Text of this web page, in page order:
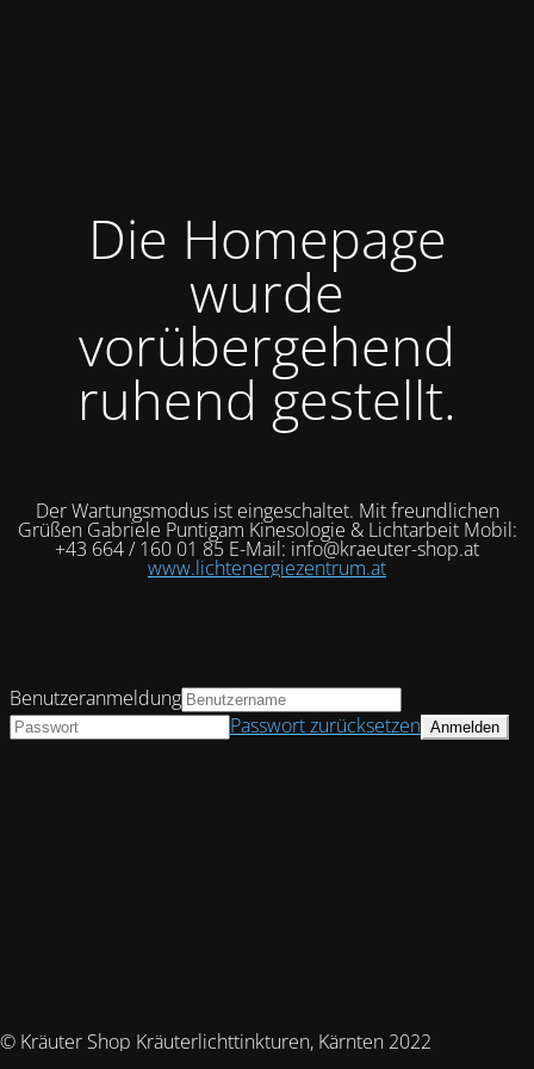
Die Homepage
wurde
vorübergehend
ruhend gestellt.
Der Wartungsmodus ist eingeschaltet. Mit freundlichen
Grüßen Gabriele Puntigam Kinesologie & Lichtarbeit Mobil:
+43 664 / 160 01 85 E-Mail: info@kraeuter-shop.at
www.lichtenergiezentrum.at
© Kräuter Shop Kräuterlichttinkturen, Kärnten 2022
Benutzeranmeldung
Passwort zurücksetzen